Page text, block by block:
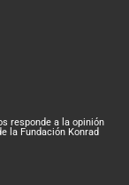
responde a la opinión
la Fundación Konrad